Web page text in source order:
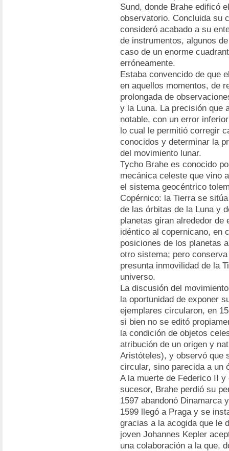
Sund, donde Brahe edificó
observatorio. Concluida su
consideró acabado a su
de instrumentos, algunos
caso de un enorme
erróneamente.
Estaba convencido de que
en aquellos momentos, de
prolongada de
y la Luna. La precisión que
notable, con un error
lo cual le permitió corregir
conocidos y determinar la
del movimiento lunar.
Tycho Brahe es conocido
mecánica celeste que vino
el sistema geocéntrico
Copérnico: la Tierra se
de las órbitas de la Luna y
planetas giran alrededor
idéntico al copernicano, en
posiciones de los planetas
otro sistema; pero
presunta inmovilidad de la
universo.
La discusión del
la oportunidad de exponer
ejemplares circularon, en
si bien no se editó
la condición de objetos
atribución de un origen y
Aristóteles), y observó que
circular, sino parecida a un
A la muerte de Federico II
sucesor, Brahe perdió su
1597 abandonó Dinamarca
1599 llegó a Praga y se
gracias a la acogida que le
joven Johannes Kepler
una colaboración a la que,